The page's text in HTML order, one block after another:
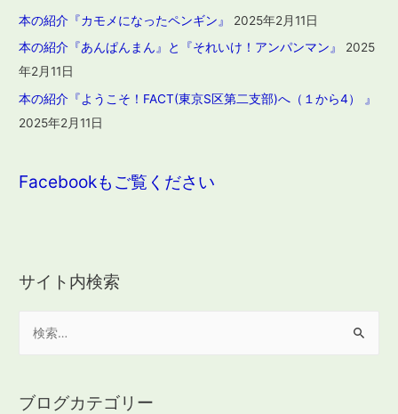
本の紹介『カモメになったペンギン』
2025年2月11日
本の紹介『あんぱんまん』と『それいけ！アンパンマン』
2025
年2月11日
本の紹介『ようこそ！FACT(東京S区第二支部)へ（１から4） 』
2025年2月11日
Facebookもご覧ください
サイト内検索
ブログカテゴリー